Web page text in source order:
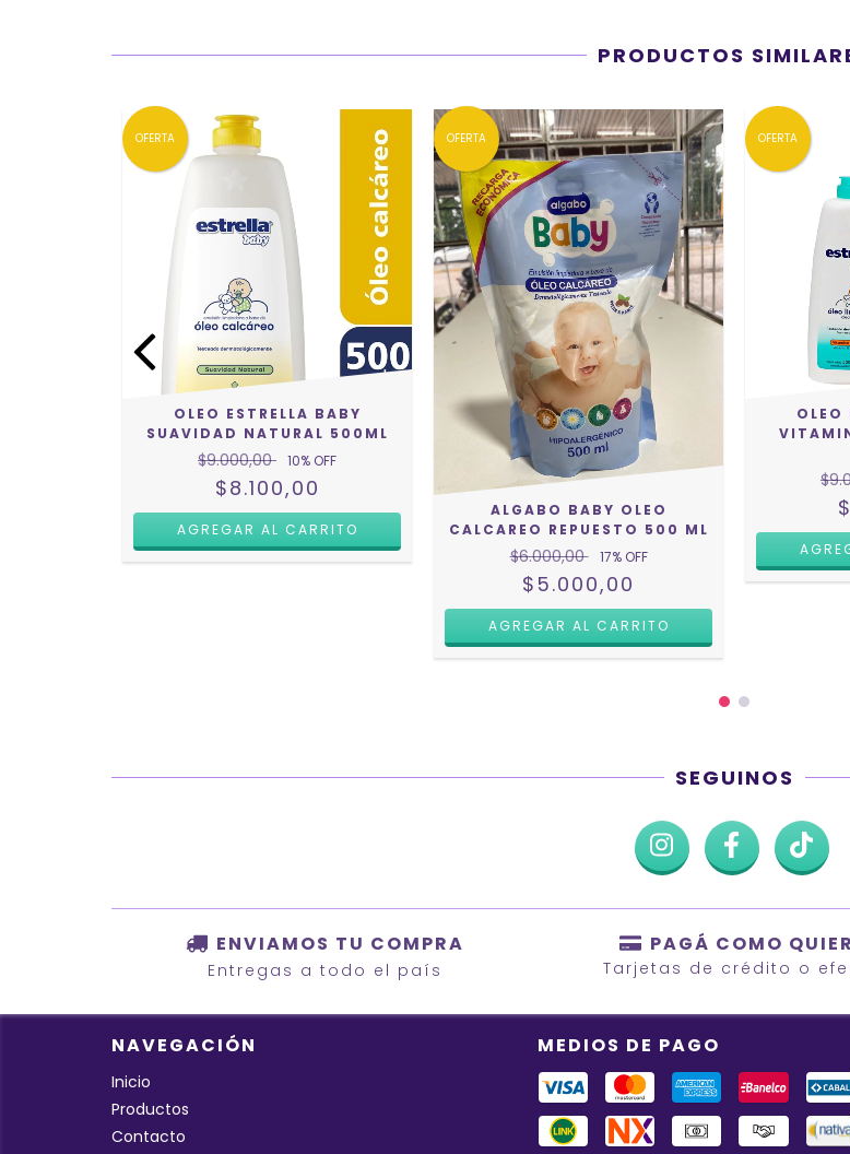
PRODUCTOS
OFERTA
OLEO ESTRELLA BABY
SUAVIDAD NATURAL 500ML
$9.000,00 10% OFF
$8.100,00
OFERTA
ALGABO BABY OLEO
CALCAREO REPUESTO 500 ML
$6.000,00 17% OFF
$5.000,00
OFERTA
OLEO
SEGUINOS
ENVIAMOS TU COMPRA
Entregas a todo el país
PAGÁ COMO
Tarjetas de crédito o
NAVEGACIÓN
Inicio
Productos
Contacto
MEDIOS DE PAGO